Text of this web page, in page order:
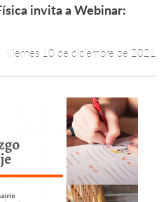
Leer más +
invita a Webinar:
Viernes 10 de diciembre de 2021